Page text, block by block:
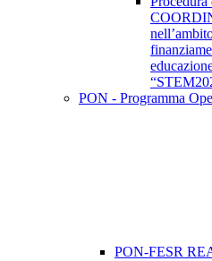
PON - Programma
PON-FESR